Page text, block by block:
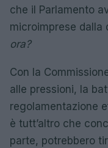
che il Parlamento
microimprese dalla
ora?
Con la
alle pressioni, la
regolamentazione
è tutt’altro che
parte, potrebbero